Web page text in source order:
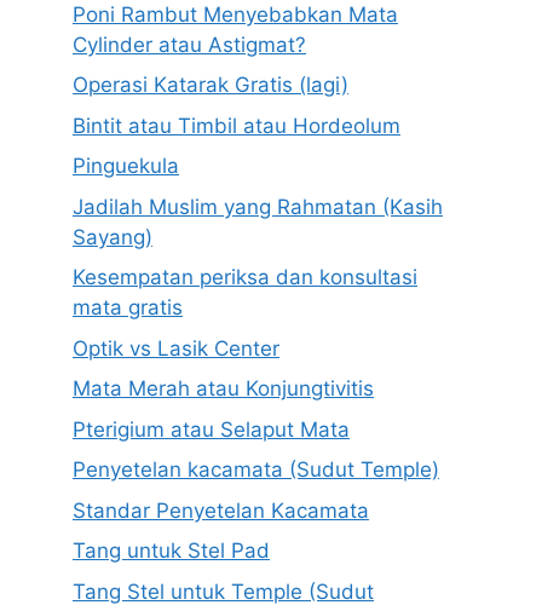
Poni Rambut Menyebabkan Mata
Cylinder atau Astigmat?
Operasi Katarak Gratis (lagi)
Bintit atau Timbil atau Hordeolum
Pinguekula
Jadilah Muslim yang Rahmatan (Kasih
Sayang)
Kesempatan periksa dan konsultasi
mata gratis
Optik vs Lasik Center
Mata Merah atau Konjungtivitis
Pterigium atau Selaput Mata
Penyetelan kacamata (Sudut Temple)
Standar Penyetelan Kacamata
Tang untuk Stel Pad
Tang Stel untuk Temple (Sudut